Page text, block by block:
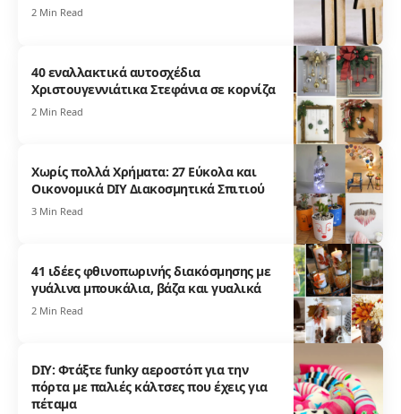
2 Min Read
40 εναλλακτικά αυτοσχέδια
Χριστουγεννιάτικα Στεφάνια σε κορνίζα
2 Min Read
Χωρίς πολλά Χρήματα: 27 Εύκολα και
Οικονομικά DIY Διακοσμητικά Σπιτιού
3 Min Read
41 ιδέες φθινοπωρινής διακόσμησης με
γυάλινα μπουκάλια, βάζα και γυαλικά
2 Min Read
DIY: Φτάξτε funky αεροστόπ για την
πόρτα με παλιές κάλτσες που έχεις για
πέταμα